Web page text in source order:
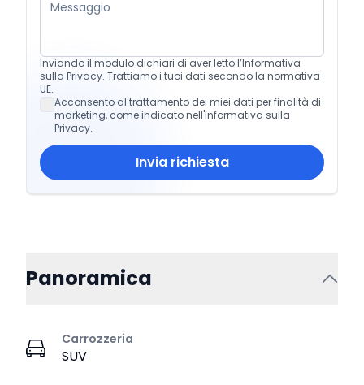
Inviando il modulo dichiari di aver letto l’Informativa
sulla Privacy. Trattiamo i tuoi dati secondo la normativa
UE.
Acconsento al trattamento dei miei dati per finalità di
marketing, come indicato nell'Informativa sulla
Privacy.
Invia richiesta
Panoramica
Carrozzeria
SUV